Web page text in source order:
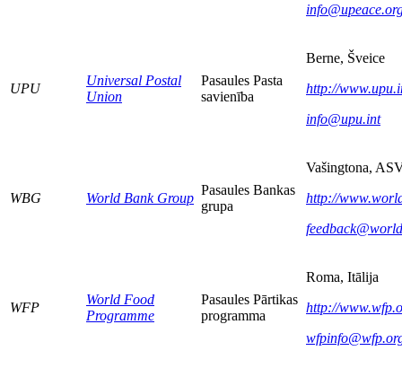
UPU
Universal Postal
Union
Pasaules Pasta
savienība
Berne, Šveice
http://
info@upu.int
WBG World Bank Group
Pasaules Bankas
grupa
Vašingtona,
http://
WFP
World Food
Programme
Pasaules Pārtikas
programma
Roma, Itālija
http://